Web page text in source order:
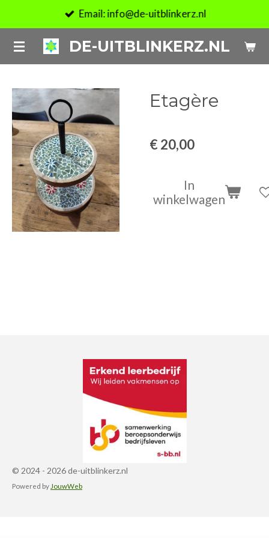
direct
naar
de
hoofdinhoud
DE-UITBLINKERZ.NL
Email: info@de-uitblinkerz.nl
Etagère
€ 20,00
In
winkelwagen
© 2024 - 2026 de-uitblinkerz.nl
Powered by JouwWeb